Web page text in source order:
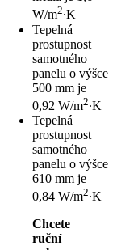
W/m2∙K
Tepelná
prostupnost
samotného
panelu o výšce
500 mm je
0,92 W/m2∙K
Tepelná
prostupnost
samotného
panelu o výšce
610 mm je
0,84 W/m2∙K
Chcete
ruční